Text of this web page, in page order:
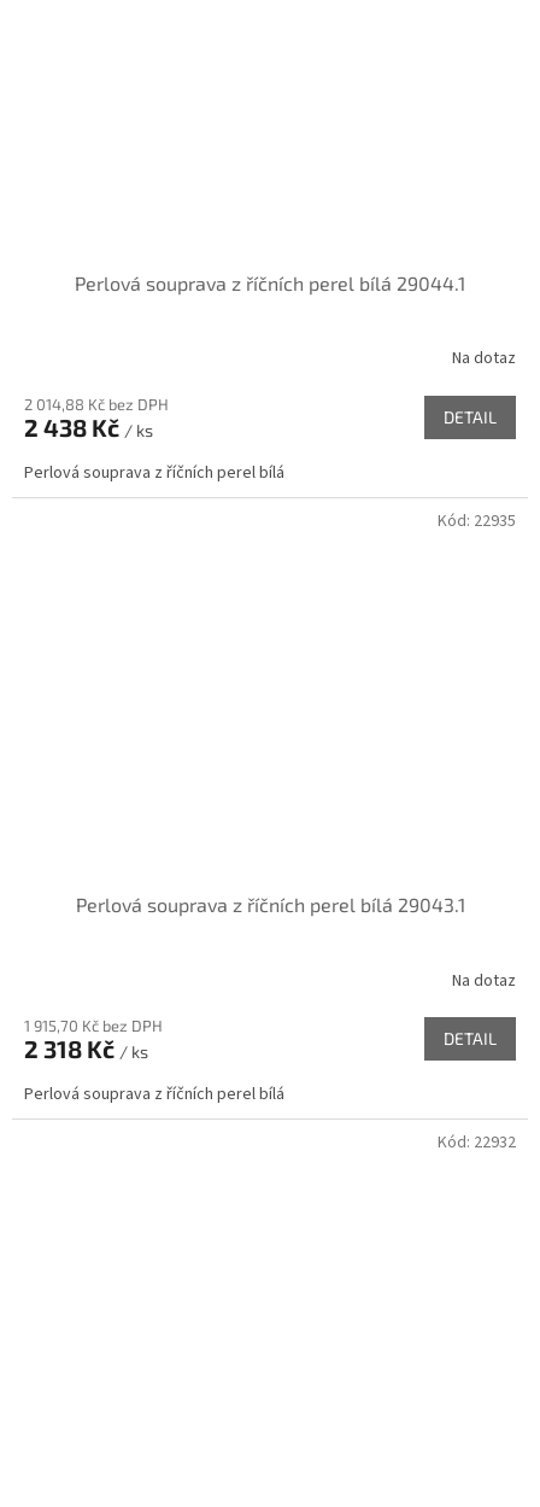
Perlová souprava z říčních perel bílá 29044.1
Na dotaz
2 014,88 Kč bez DPH
2 438 Kč / ks
DETAIL
Perlová souprava z říčních perel bílá
Perlová souprava z říčních perel bílá 29043.1
Na dotaz
1 915,70 Kč bez DPH
2 318 Kč / ks
DETAIL
Perlová souprava z říčních perel bílá
Kód: 22935
Kód: 22932